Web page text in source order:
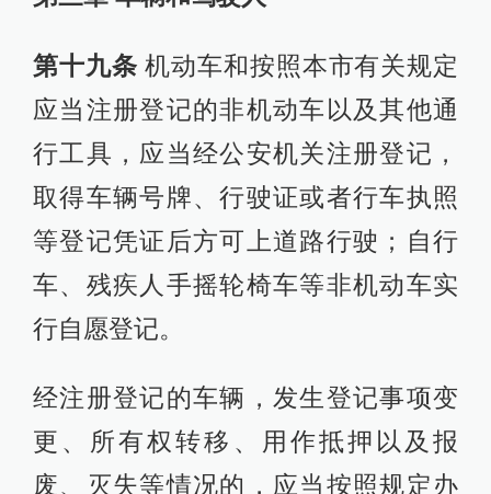
第十九条 机动车和按照本市有关规定
应当注册登记的非机动车以及其他通
行工具，应当经公安机关注册登记，
取得车辆号牌、行驶证或者行车执照
等登记凭证后方可上道路行驶；自行
车、残疾人手摇轮椅车等非机动车实
行自愿登记。
经注册登记的车辆，发生登记事项变
更、所有权转移、用作抵押以及报
废、灭失等情况的，应当按照规定办